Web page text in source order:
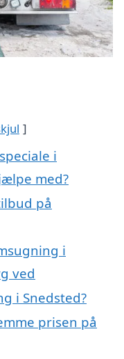
i
med?
på
i
ved
i Snedsted?
prisen på